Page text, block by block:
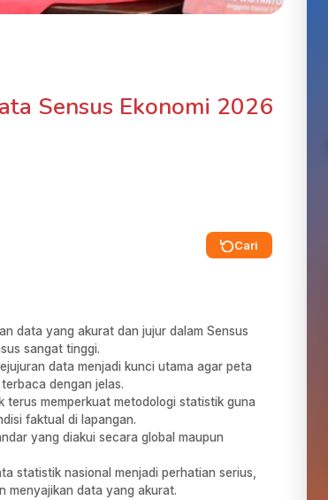
Sensus Ekonomi 2026
Cari
data yang akurat dan jujur dalam Sensus
sangat tinggi.
data menjadi kunci utama agar peta
dengan jelas.
terus memperkuat metodologi statistik guna
faktual di lapangan.
yang diakui secara global maupun
statistik nasional menjadi perhatian serius,
menyajikan data yang akurat.